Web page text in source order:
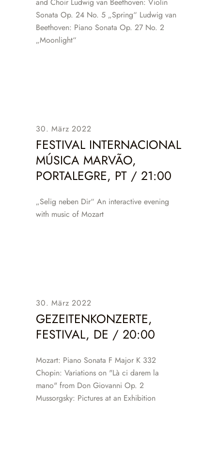
Sonata Op. 24 No. 5 „Spring“ Ludwig van
Beethoven: Piano Sonata Op. 27 No. 2
„Moonlight“
30. März 2022
FESTIVAL INTERNACIONAL
MÚSICA MARVÃO,
PORTALEGRE, PT / 21:00
„Selig neben Dir“ An interactive evening
with music of Mozart
30. März 2022
GEZEITENKONZERTE,
FESTIVAL, DE / 20:00
Mozart: Piano Sonata F Major K 332
Chopin: Variations on "Là ci darem la
mano" from Don Giovanni Op. 2
Mussorgsky: Pictures at an Exhibition